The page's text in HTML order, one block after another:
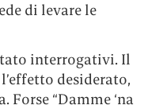
di levare le
interrogativi. Il
desiderato,
“Damme ‘na